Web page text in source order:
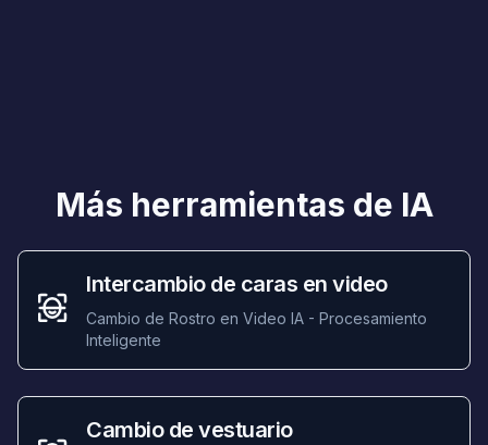
Más herramientas de IA
Intercambio de caras en video
Cambio de Rostro en Video IA - Procesamiento
Inteligente
Cambio de vestuario